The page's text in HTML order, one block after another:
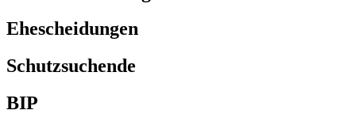
Ehescheidungen
Schutzsuchende
BIP